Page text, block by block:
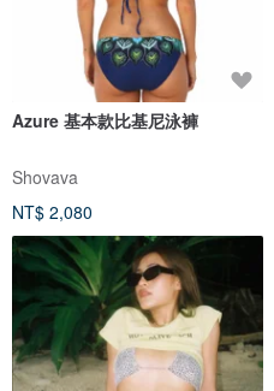
Azure 基本款比基尼泳褲
Shovava
NT$ 2,080